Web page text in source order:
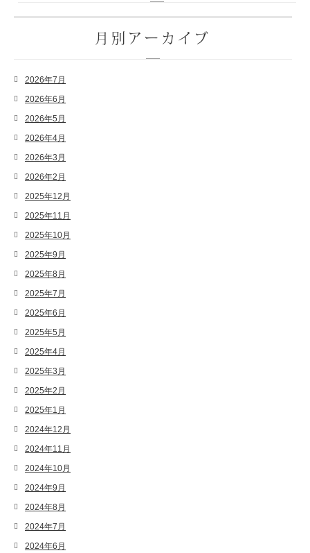
月別アーカイブ
2026年7月
2026年6月
2026年5月
2026年4月
2026年3月
2026年2月
2025年12月
2025年11月
2025年10月
2025年9月
2025年8月
2025年7月
2025年6月
2025年5月
2025年4月
2025年3月
2025年2月
2025年1月
2024年12月
2024年11月
2024年10月
2024年9月
2024年8月
2024年7月
2024年6月